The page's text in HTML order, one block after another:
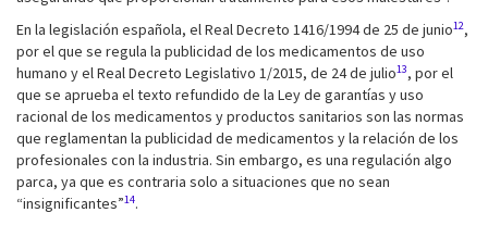
En la legislación española, el Real Decreto 1416/1994 de 25 de junio12,
por el que se regula la publicidad de los medicamentos de uso
humano y el Real Decreto Legislativo 1/2015, de 24 de julio13, por el
que se aprueba el texto refundido de la Ley de garantías y uso
racional de los medicamentos y productos sanitarios son las normas
que reglamentan la publicidad de medicamentos y la relación de los
profesionales con la industria. Sin embargo, es una regulación algo
parca, ya que es contraria solo a situaciones que no sean
“insignificantes”14.